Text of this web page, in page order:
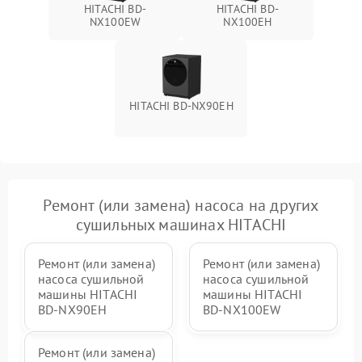
HITACHI BD-
NX100EW
HITACHI BD-
NX100EH
HITACHI BD-NX90EH
Ремонт (или замена) насоса на других
сушильных машинах HITACHI
Ремонт (или замена)
насоса сушильной
машины HITACHI
BD-NX90EH
Ремонт (или замена)
насоса сушильной
машины HITACHI
BD-NX100EW
Ремонт (или замена)